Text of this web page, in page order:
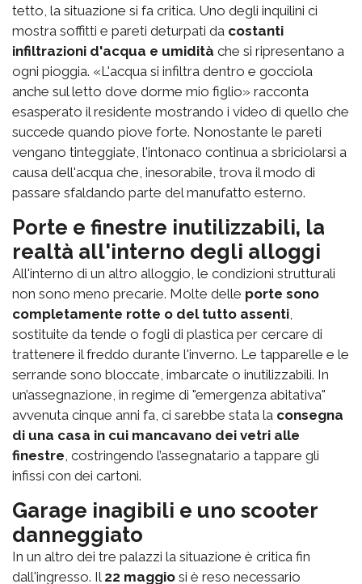
tetto, la situazione si fa critica. Uno degli inquilini ci
mostra soffitti e pareti deturpati da costanti
infiltrazioni d'acqua e umidità che si ripresentano a
ogni pioggia. «L'acqua si infiltra dentro e gocciola
anche sul letto dove dorme mio figlio» racconta
esasperato il residente mostrando i video di quello che
succede quando piove forte. Nonostante le pareti
vengano tinteggiate, l'intonaco continua a sbriciolarsi a
causa dell'acqua che, inesorabile, trova il modo di
passare sfaldando parte del manufatto esterno.
Porte e finestre inutilizzabili, la
realtà all'interno degli alloggi
All'interno di un altro alloggio, le condizioni strutturali
non sono meno precarie. Molte delle porte sono
completamente rotte o del tutto assenti,
sostituite da tende o fogli di plastica per cercare di
trattenere il freddo durante l'inverno. Le tapparelle e le
serrande sono bloccate, imbarcate o inutilizzabili. In
un’assegnazione, in regime di "emergenza abitativa"
avvenuta cinque anni fa, ci sarebbe stata la consegna
di una casa in cui mancavano dei vetri alle
finestre, costringendo l’assegnatario a tappare gli
infissi con dei cartoni.
Garage inagibili e uno scooter
danneggiato
In un altro dei tre palazzi la situazione è critica fin
dall'ingresso. Il 22 maggio si è reso necessario